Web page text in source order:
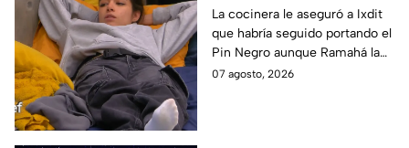
designación del Pin
Negro a un integrante
de las "Divas" en
MasterChef 24/7
La cocinera le aseguró a Ixdit
que habría seguido portando el
Pin Negro aunque Ramahá la
hubiera subido al balcón
07 agosto, 2026